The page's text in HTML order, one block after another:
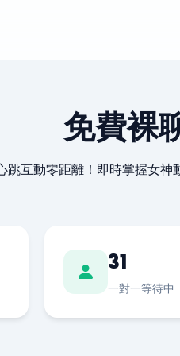
免費裸
互動零距離！即時掌握女神
31
一對一等待中